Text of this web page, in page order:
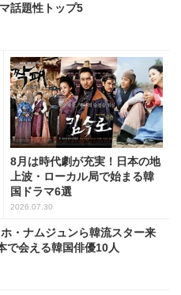
話題性トップ5
8月は時代劇が充実！日本の地
上波・ローカル局で始まる韓
国ドラマ6選
2026.07.30
・ナムジュンら韓流スター来
で会える韓国俳優10人